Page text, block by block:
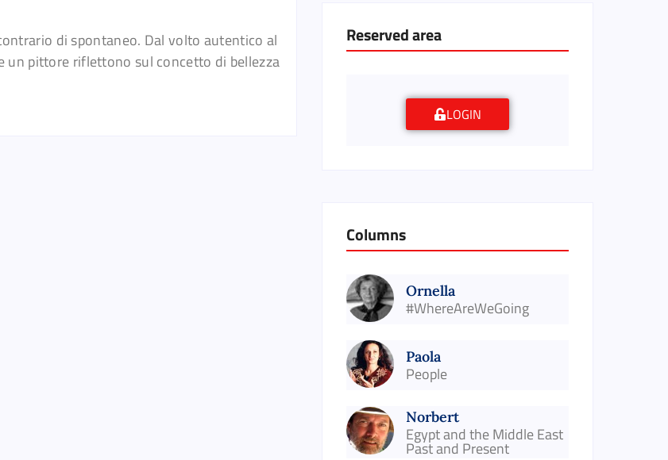
di spontaneo. Dal volto autentico al
un pittore riflettono sul concetto di bellezza
Reserved area
LOGIN
Columns
Ornella
#WhereAreWeGoing
Paola
People
Norbert
Egypt and the Middle East
Past and Present